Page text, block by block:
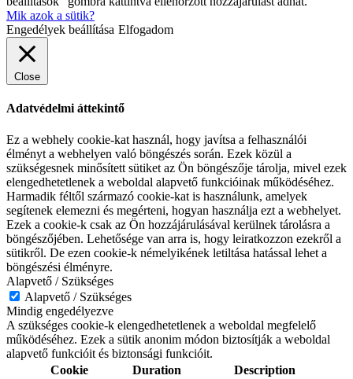
Mik azok a sütik?
Engedélyek beállítása Elfogadom
Close
Adatvédelmi áttekintő
Ez a webhely cookie-kat használ, hogy javítsa a felhasználói
élményt a webhelyen való böngészés során. Ezek közül a
szükségesnek minősített sütiket az Ön böngészője tárolja, mivel ezek
elengedhetetlenek a weboldal alapvető funkcióinak működéséhez.
Harmadik féltől származó cookie-kat is használunk, amelyek
segítenek elemezni és megérteni, hogyan használja ezt a webhelyet.
Ezek a cookie-k csak az Ön hozzájárulásával kerülnek tárolásra a
böngészőjében. Lehetősége van arra is, hogy leiratkozzon ezekről a
sütikről. De ezen cookie-k némelyikének letiltása hatással lehet a
böngészési élményre.
Alapvető / Szükséges
Alapvető / Szükséges
Mindig engedélyezve
A szükséges cookie-k elengedhetetlenek a weboldal megfelelő
működéséhez. Ezek a sütik anonim módon biztosítják a weboldal
alapvető funkcióit és biztonsági funkcióit.
Cookie
Duration Description